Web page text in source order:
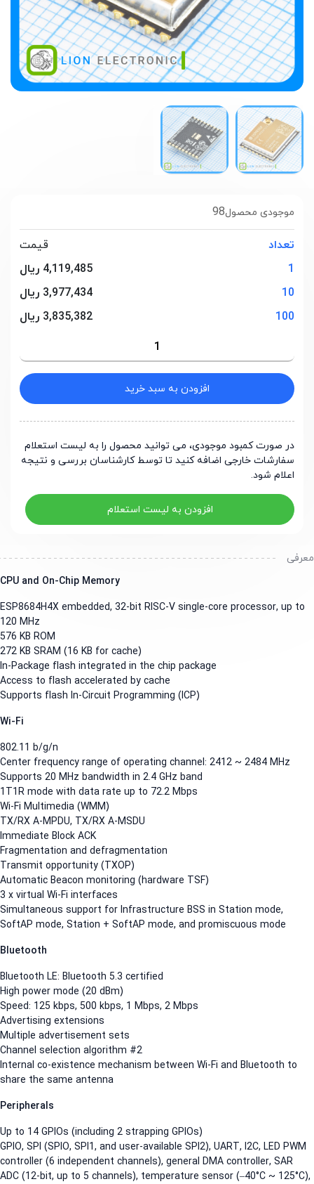
98موجودی محصول
تعداد
قیمت
4,119,485 ریال
10
3,977,434 ریال
100
3,835,382 ریال
افزودن به سبد خرید
در صورت کمبود موجودی، می توانید محصول را به لیست استعلام
سفارشات خارجی اضافه کنید تا توسط کارشناسان بررسی و نتیجه
اعلام شود.
افزودن به لیست استعلام
CPU and On-Chip Memory
ESP8684H4X embedded, 32-bit RISC-V single-core processor, up
120 MHz
576 KB ROM
272 KB SRAM (16 KB for cache)
In-Package flash integrated in the chip package
Access to flash accelerated by cache
Supports flash In-Circuit Programming (ICP)
Wi-Fi
802.11 b/g/n
Center frequency range of operating channel: 2412 ~ 2484 MHz
Supports 20 MHz bandwidth in 2.4 GHz band
1T1R mode with data rate up to 72.2 Mbps
Wi-Fi Multimedia (WMM)
TX/RX A-MPDU, TX/RX A-MSDU
Immediate Block ACK
Fragmentation and defragmentation
Transmit opportunity (TXOP)
Automatic Beacon monitoring (hardware TSF)
3 x virtual Wi-Fi interfaces
Simultaneous support for Infrastructure BSS in Station mode,
SoftAP mode, Station + SoftAP mode, and promiscuous mode
Bluetooth
Bluetooth LE: Bluetooth 5.3 certified
High power mode (20 dBm)
Speed: 125 kbps, 500 kbps, 1 Mbps, 2 Mbps
Advertising extensions
Multiple advertisement sets
Channel selection algorithm #2
Internal co-existence mechanism between Wi-Fi and Bluetooth to
share the same antenna
Peripherals
Up to 14 GPIOs (including 2 strapping GPIOs)
GPIO, SPI (SPIO, SPI1, and user-available SPI2), UART, I2C, LED
controller (6 independent channels), general DMA controller, SAR
ADC (12-bit, up to 5 channels), temperature sensor (–40°C ~